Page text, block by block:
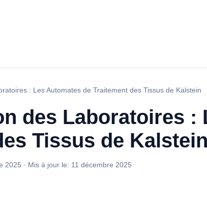
: Les Automates de Traitement des Tissus de Kalstein
des Laboratoires :
Tissus de Kalstein
2025 · Mis à jour le: 11 décembre 2025